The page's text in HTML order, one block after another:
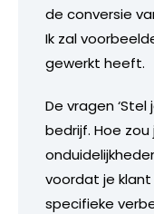
de conversie
Ik zal
gewerkt heeft.
De vragen
bedrijf. Hoe zou
voordat je klant
specifieke